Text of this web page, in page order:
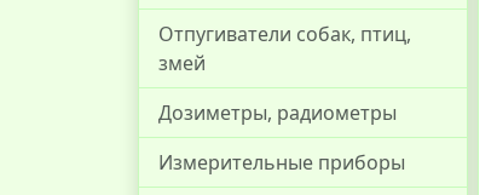
Отпугиватели собак, птиц,
змей
Дозиметры, радиометры
Измерительные приборы